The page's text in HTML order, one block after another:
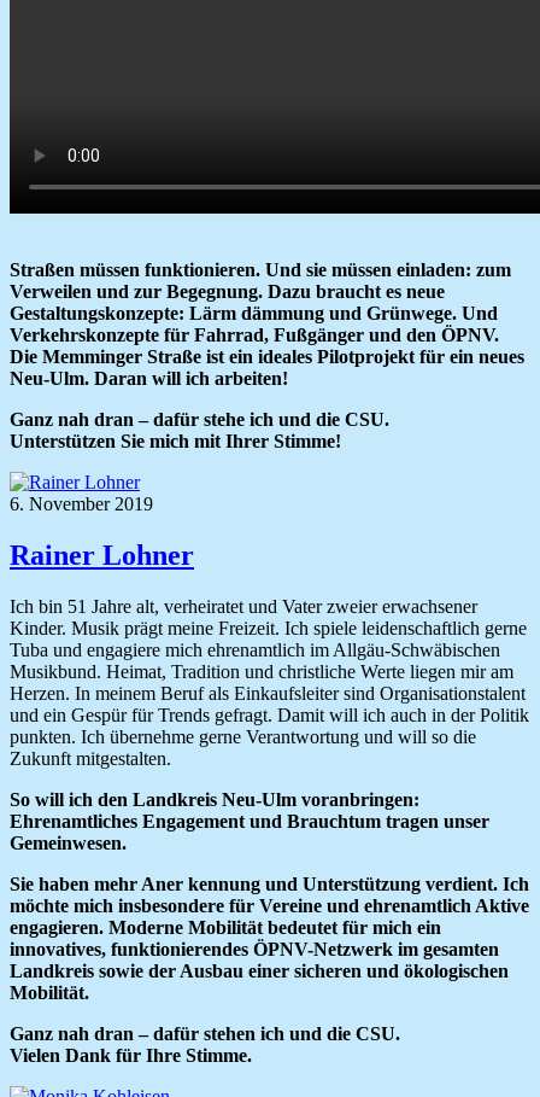
Straßen müssen funktionieren. Und sie müssen einladen: zum
Verweilen und zur Begegnung. Dazu braucht es neue
Gestaltungskonzepte: Lärm dämmung und Grünwege. Und
Verkehrskonzepte für Fahrrad, Fußgänger und den ÖPNV.
Die Memminger Straße ist ein ideales Pilotprojekt für ein neues
Neu-Ulm. Daran will ich arbeiten!
Ganz nah dran – dafür stehe ich und die CSU.
Unterstützen Sie mich mit Ihrer Stimme!
6. November 2019
Rainer Lohner
Ich bin 51 Jahre alt, verheiratet und Vater zweier erwachsener
Kinder. Musik prägt meine Freizeit. Ich spiele leidenschaftlich gerne
Tuba und engagiere mich ehrenamtlich im Allgäu-Schwäbischen
Musikbund. Heimat, Tradition und christliche Werte liegen mir am
Herzen. In meinem Beruf als Einkaufsleiter sind Organisationstalent
und ein Gespür für Trends gefragt. Damit will ich auch in der Politik
punkten. Ich übernehme gerne Verantwortung und will so die
Zukunft mitgestalten.
So will ich den Landkreis Neu-Ulm voranbringen:
Ehrenamtliches Engagement und Brauchtum tragen unser
Gemeinwesen.
Sie haben mehr Aner kennung und Unterstützung verdient. Ich
möchte mich insbesondere für Vereine und ehrenamtlich Aktive
engagieren. Moderne Mobilität bedeutet für mich ein
innovatives, funktionierendes ÖPNV-Netzwerk im gesamten
Landkreis sowie der Ausbau einer sicheren und ökologischen
Mobilität.
Ganz nah dran – dafür stehen ich und die CSU.
Vielen Dank für Ihre Stimme.